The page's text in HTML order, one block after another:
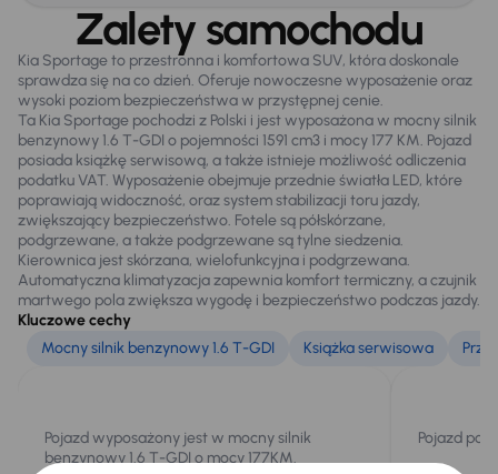
Na zewnątrz
Automatyczne swiatla dzienne
Bezkluczowe otwieranie auta
Czujniki parkowania prz. i tył
Dzienne swiatla LED
Elektr. składane lusterka
Elektryczne lusterka
Oryginalne Alufelgi
Relingi dachowe
Zalety samochodu
Kia Sportage to przestronna i komfortowa SUV, która doskonale
sprawdza się na co dzień. Oferuje nowoczesne wyposażenie oraz
wysoki poziom bezpieczeństwa w przystępnej cenie.
Ta Kia Sportage pochodzi z Polski i jest wyposażona w mocny silnik
benzynowy 1.6 T-GDI o pojemności 1591 cm3 i mocy 177 KM. Pojazd
posiada książkę serwisową, a także istnieje możliwość odliczenia
podatku VAT. Wyposażenie obejmuje przednie światła LED, które
poprawiają widoczność, oraz system stabilizacji toru jazdy,
zwiększający bezpieczeństwo. Fotele są półskórzane,
podgrzewane, a także podgrzewane są tylne siedzenia.
Kierownica jest skórzana, wielofunkcyjna i podgrzewana.
Automatyczna klimatyzacja zapewnia komfort termiczny, a czujnik
martwego pola zwiększa wygodę i bezpieczeństwo podczas jazdy.
Kluczowe cechy
Mocny silnik benzynowy 1.6 T-GDI
Książka serwisowa
Pojazd wyposażony jest w mocny silnik
benzynowy 1.6 T-GDI o mocy 177KM.
Pojazd